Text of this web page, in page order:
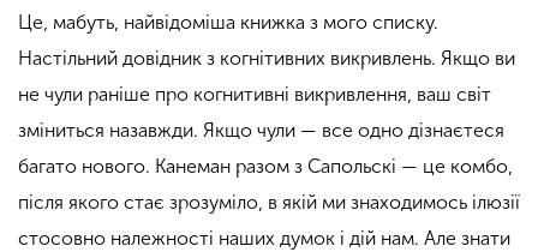
Це, мабуть, найвідоміша книжка з мого списку.
Настільний довідник з когнітивних викривлень. Якщо ви
не чули раніше про когнитивні викривлення, ваш світ
зміниться назавжди. Якщо чули — все одно дізнаєтеся
багато нового. Канеман разом з Сапольскі — це комбо,
після якого стає зрозуміло, в якій ми знаходимось ілюзії
стосовно належності наших думок і дій нам. Але знати